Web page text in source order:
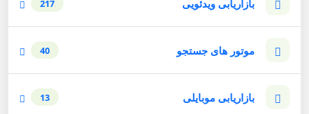
بازاریابی ویدئویی 217
موتور های جستجو 40
بازاریابی موبایلی 13